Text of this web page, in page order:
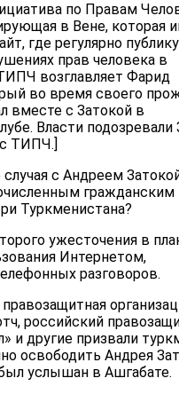
по Правам
в Вене, которая
где регулярно
прав человека в
возглавляет Фарид
во время своего
вместе с Затокой в
Власти подозревали
ТИПЧ.]
случая с Андреем
гражданским
Туркменистана?
ужесточения в
Интернетом,
разговоров.
российский
и другие призвали
освободить Андрея
услышан в Ашгабате.